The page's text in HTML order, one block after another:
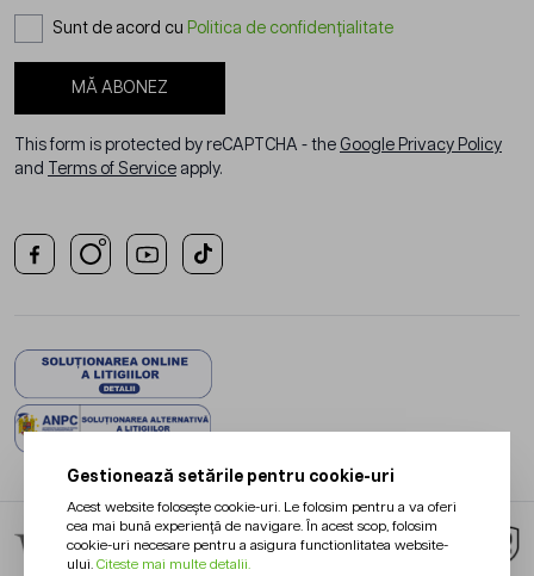
Sunt de acord cu Politica de confidențialitate
MĂ ABONEZ
This form is protected by reCAPTCHA - the Google Privacy Policy
and
Terms of Service apply.
Gestionează setările pentru cookie-uri
Acest website folosește cookie-uri. Le folosim pentru a va oferi
cea mai bună experiență de navigare. În acest scop, folosim
cookie-uri necesare pentru a asigura functionlitatea website-
ului. Citeste mai multe detalii.